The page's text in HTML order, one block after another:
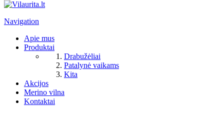
Navigation
Apie mus
Produktai
Drabužėliai
Patalynė vaikams
Kita
Akcijos
Merino vilna
Kontaktai